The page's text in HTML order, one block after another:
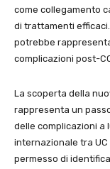
come collegamento
di trattamenti
potrebbe
complicazioni post-
La scoperta della
rappresenta un
delle complicazioni a
internazionale tra UC
permesso di